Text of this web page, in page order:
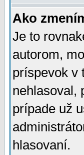
Ako
Je to
autorom,
príspevok v
nehlasoval,
prípade už
hlasovaní.